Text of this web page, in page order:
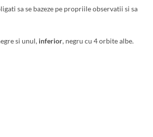
sa se bazeze pe propriile observatii si sa
si unul, inferior, negru cu 4 orbite albe.